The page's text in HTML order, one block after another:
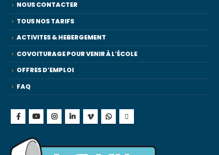
NOUS CONTACTER
TOUS NOS TARIFS
ACTIVITES & HEBERGEMENT
COVOITURAGE POUR VENIR À L’ÉCOLE
OFFRES D’EMPLOI
FAQ